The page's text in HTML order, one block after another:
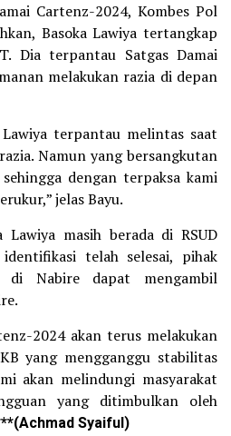
Cartenz-2024, Kombes Pol
Basoka Lawiya tertangkap
Dia terpantau Satgas Damai
melakukan razia di depan
Lawiya terpantau melintas saat
Namun yang bersangkutan
dengan terpaksa kami
jelas Bayu.
Lawiya masih berada di RSUD
telah selesai, pihak
di Nabire dapat mengambil
2024 akan terus melakukan
yang mengganggu stabilitas
akan melindungi masyarakat
yang ditimbulkan oleh
Syaiful)